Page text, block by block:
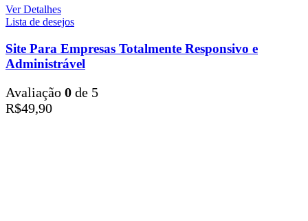
Ver Detalhes
Lista de desejos
Site Para Empresas Totalmente Responsivo e
Administrável
Avaliação 0 de 5
R$49,90